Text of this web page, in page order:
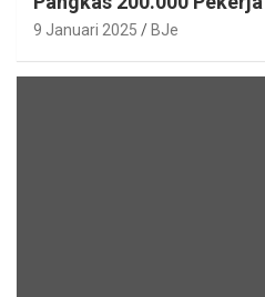
9 Januari 2025 BJe